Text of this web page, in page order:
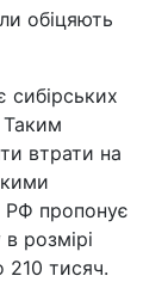
обіцяють
сибірських
Таким
втрати на
РФ пропонує
розмірі
210 тисяч.